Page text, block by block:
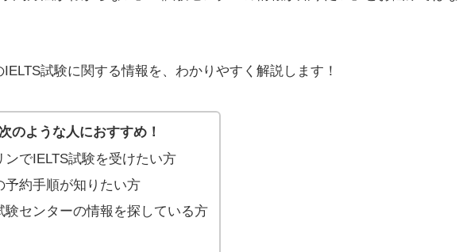
試験に関する情報を、わかりやすく解説します！
のような人におすすめ！
ンでIELTS試験を受けたい方
予約手順が知りたい方
験センターの情報を探している方